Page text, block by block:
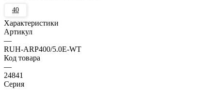
40
Характеристики
Артикул
—
RUH-ARP400/5.0E-WT
Код товара
—
24841
Серия